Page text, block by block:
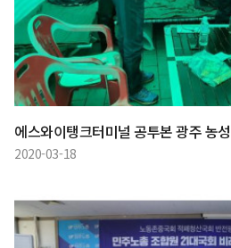
에스와이탱크터미널 공투본 광주 농
2020-03-18